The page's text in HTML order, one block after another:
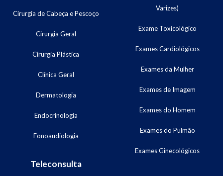
Cirurgia de Cabeça e Pescoço
Cirurgia Geral
Cirurgia Plástica
Clínica Geral
Dermatologia
Endocrinologia
Fonoaudiologia
Teleconsulta
Varizes)
Exame Toxicológico
Exames Cardiológicos
Exames da Mulher
Exames de Imagem
Exames do Homem
Exames do Pulmão
Exames Ginecológicos